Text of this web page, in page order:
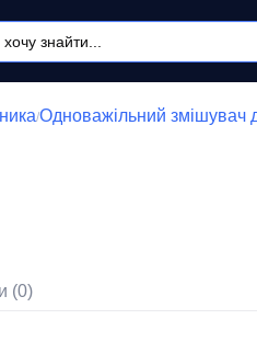
/Одноважільний змішувач
(0)